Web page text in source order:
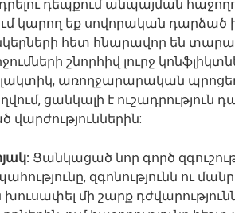
դեպքում անպայման
կարող եք սովորական դարձած
հետ հնարավոր են
շնորհիվ լուրջ
առողջարարական
ցանկալի է
վարժություններին:
Ցանկացած նոր գործ
զգոնությունն ու
խուսափել մի շարք